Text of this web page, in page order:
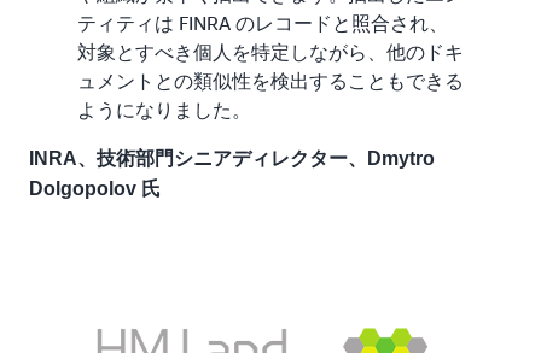
ティティは FINRA のレコードと照合され、
対象とすべき個人を特定しながら、他のドキ
ュメントとの類似性を検出することもできる
ようになりました。
INRA、技術部門シニアディレクター、Dmytro
Dolgopolov 氏